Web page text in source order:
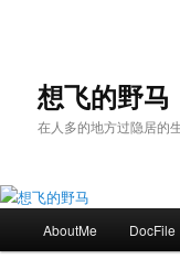
content想飞的野马
在人多的地方过隐居的
AboutMe DocFile